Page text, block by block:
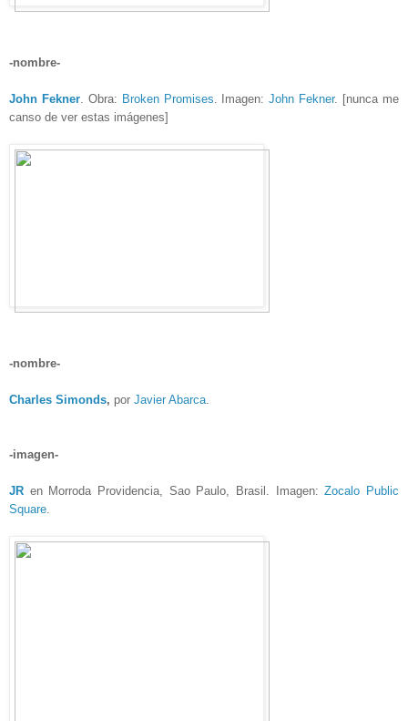
-nombre-
John Fekner. Obra: Broken Promises . Imagen:John Fekner. [nunca me
canso de ver estas imágenes]
-nombre-
Charles Simonds, por Javier Abarca
-imagen-
JR en Morroda Providencia, Sao Paulo, Brasil. Imagen:Zocalo Public
Square